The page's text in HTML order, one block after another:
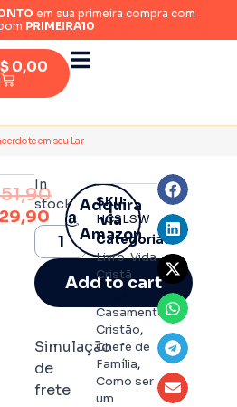
em sua primeira compra com
PRIMEIRA10
0,00
em seu Lar
29,90
In
stock
Add to cart
Simulação
de
frete
Adquira
via
Amazon
SKU:
HCSLSW
Categorias:
Livro,Vida
Cristã
Casamento
Cristão,
Chefe de
Família,
Como ser
um